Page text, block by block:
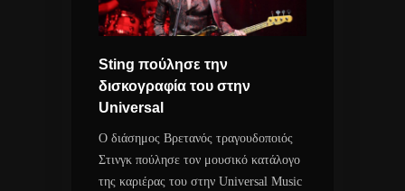
Sting πούλησε την
δισκογραφία του στην
Universal
Ο διάσημος Βρετανός τραγουδοποιός
Στινγκ πούλησε τον μουσικό κατάλογο
της καριέρας του στην Universal Music